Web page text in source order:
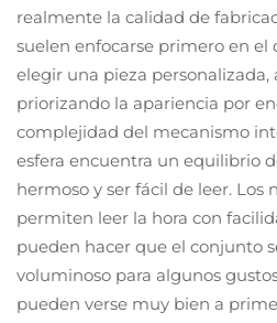
realmente la calidad de
suelen enfocarse primero en el
elegir una pieza personalizada,
priorizando la apariencia por
complejidad del mecanismo
esfera encuentra un equilibrio
hermoso y ser fácil de leer. Los
permiten leer la hora con
pueden hacer que el conjunto
voluminoso para algunos
pueden verse muy bien a